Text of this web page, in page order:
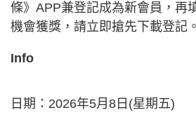
條》APP兼登記成為新會員，再
機會獲獎，請立即搶先下載登記。
Info
日期：2026年5月8日(星期五)